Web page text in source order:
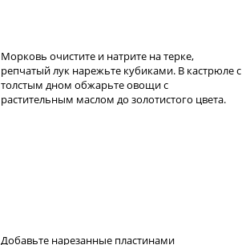
Морковь очистите и натрите на терке,
репчатый лук нарежьте кубиками. В кастрюле с
толстым дном обжарьте овощи с
растительным маслом до золотистого цвета.
Добавьте нарезанные пластинами